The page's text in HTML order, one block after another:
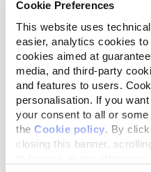
Cookie Preferences
This website uses
easier, analytics cookies to
cookies aimed at
media, and third-party
and features to users.
personalisation. If you
your consent to all or
the Cookie policy . By
closing this banner,
budget.
Il Comitato di